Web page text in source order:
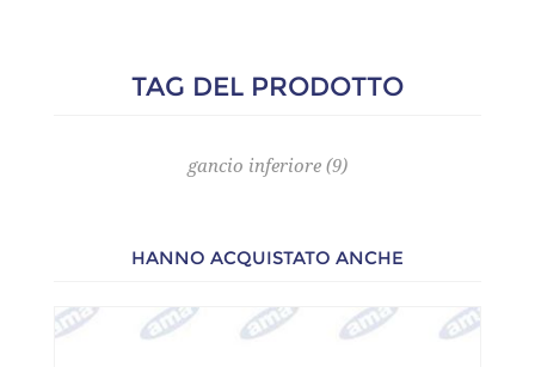
TAG DEL PRODOTTO
gancio inferiore (9)
HANNO ACQUISTATO ANCHE